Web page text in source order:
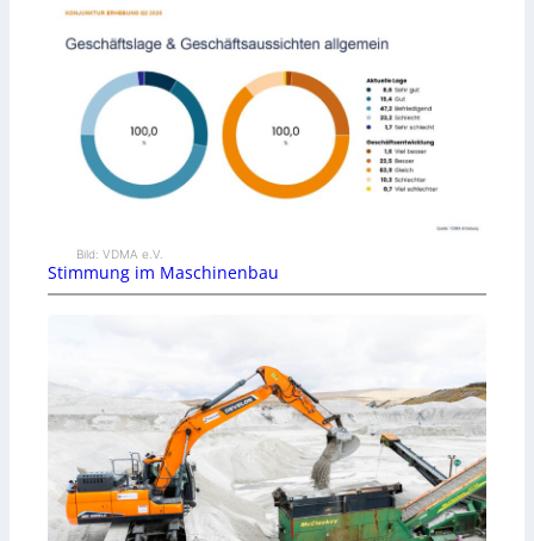
Bild: VDMA e.V.
Stimmung im Maschinenbau